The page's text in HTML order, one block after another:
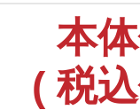
本
(税